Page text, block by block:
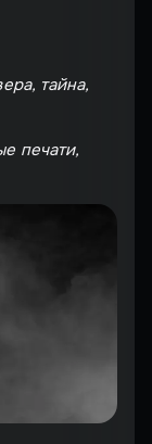
тайна,
печати,